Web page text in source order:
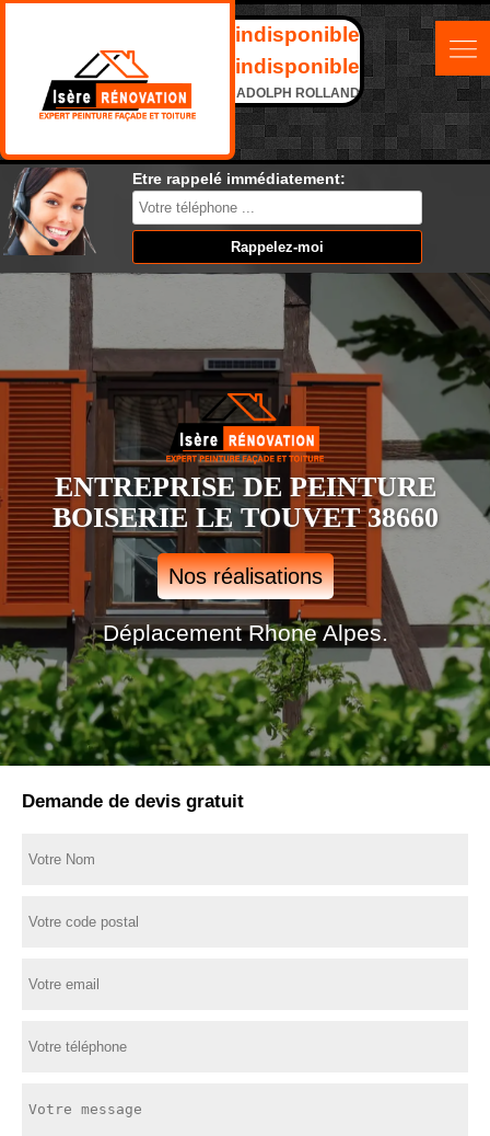
indisponible
indisponible
ADOLPH ROLLAND
Etre rappelé immédiatement:
ENTREPRISE DE PEINTURE
BOISERIE LE TOUVET 38660
Nos réalisations
Déplacement Rhone Alpes.
Demande de devis gratuit